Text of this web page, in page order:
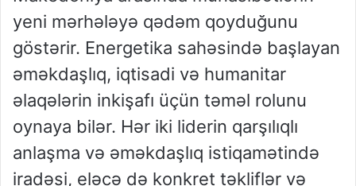
yeni mərhələyə qədəm qoyduğunu
göstərir. Energetika sahəsində başlayan
əməkdaşlıq, iqtisadi və humanitar
əlaqələrin inkişafı üçün təməl rolunu
oynaya bilər. Hər iki liderin qarşılıqlı
anlaşma və əməkdaşlıq istiqamətində
iradəsi, eləcə də konkret təkliflər və